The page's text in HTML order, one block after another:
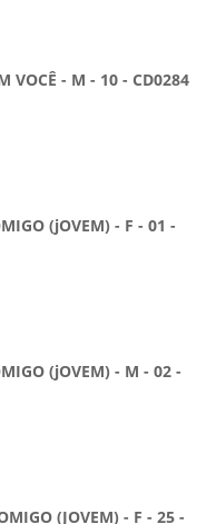
- M - 10 - CD0284
(jOVEM) - F - 01 -
(jOVEM) - M - 02 -
(JOVEM) - F - 25 -